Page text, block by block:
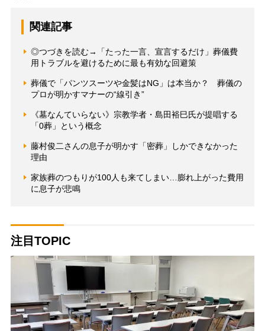
関連記事
◎つづきを読む→「たった一言、宣言するだけ」葬儀費
用トラブルを避けるために最も有効な回避策
葬儀で「パンツスーツや金髪はNG」は本当か？ 葬儀の
プロが明かすマナーの“線引き”
《墓なんていらない》宗教学者・島田裕巳氏が提唱する
「0葬」という概念
藤村俊二さんの息子が明かす「密葬」しかできなかった
理由
家族葬のつもりが100人も来てしまい…膨れ上がった費用
に息子が悲鳴
注目TOPIC